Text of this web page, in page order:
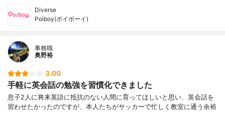
Diverse
Poiboy(ポイボーイ)
事務職
奥野裕
3.00
手軽に英会話の勉強を習慣化できました
息子2人に将来英語に抵抗のない人間に育ってほしいと思い、英会話を
習わせたかったのですが、本人たちがサッカーで忙しく教室に通う余裕